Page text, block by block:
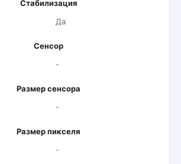
Стабилизация
Да
Сенсор
-
Размер сенсора
-
Размер пикселя
-